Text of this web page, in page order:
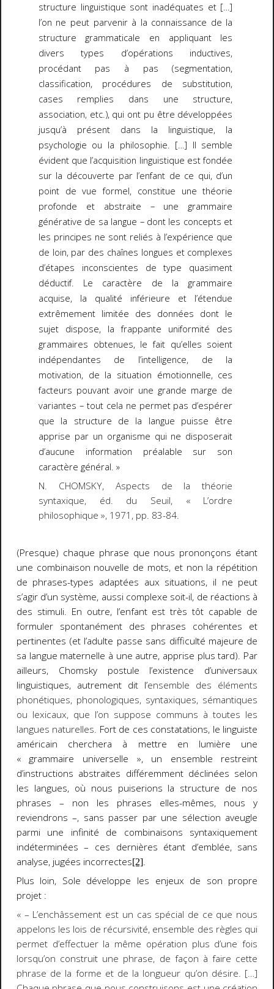
structure linguistique sont inadéquates et […]
l’on ne peut parvenir à la connaissance de la
structure grammaticale en appliquant les
divers types d’opérations inductives,
procédant pas à pas (segmentation,
classification, procédures de substitution,
cases remplies dans une structure,
association, etc.), qui ont pu être développées
jusqu’à présent dans la linguistique, la
psychologie ou la philosophie. […] Il semble
évident que l’acquisition linguistique est fondée
sur la découverte par l’enfant de ce qui, d’un
point de vue formel, constitue une théorie
profonde et abstraite – une grammaire
générative de sa langue – dont les concepts et
les principes ne sont reliés à l’expérience que
de loin, par des chaînes longues et complexes
d’étapes inconscientes de type quasiment
déductif. Le caractère de la grammaire
acquise, la qualité inférieure et l’étendue
extrêmement limitée des données dont le
sujet dispose, la frappante uniformité des
grammaires obtenues, le fait qu’elles soient
indépendantes de l’intelligence, de la
motivation, de la situation émotionnelle, ces
facteurs pouvant avoir une grande marge de
variantes – tout cela ne permet pas d’espérer
que la structure de la langue puisse être
apprise par un organisme qui ne disposerait
d’aucune information préalable sur son
caractère général. »
N. CHOMSKY, Aspects de la théorie
syntaxique, éd. du Seuil, « L’ordre
philosophique », 1971, pp. 83-84.
(Presque) chaque phrase que nous prononçons étant
une combinaison nouvelle de mots, et non la répétition
de phrases-types adaptées aux situations, il ne peut
s’agir d’un système, aussi complexe soit-il, de réactions à
des stimuli. En outre, l’enfant est très tôt capable de
formuler spontanément des phrases cohérentes et
pertinentes (et l’adulte passe sans difficulté majeure de
sa langue maternelle à une autre, apprise plus tard). Par
ailleurs, Chomsky postule l’existence d’universaux
linguistiques, autrement dit l’ensemble des éléments
phonétiques, phonologiques, syntaxiques, sémantiques
ou lexicaux, que l’on suppose communs à toutes les
langues naturelles. Fort de ces constatations, le linguiste
américain cherchera à mettre en lumière une
« grammaire universelle », un ensemble restreint
d’instructions abstraites différemment déclinées selon
les langues, où nous puiserions la structure de nos
phrases – non les phrases elles-mêmes, nous y
reviendrons –, sans passer par une sélection aveugle
parmi une infinité de combinaisons syntaxiquement
indéterminées – ces dernières étant d’emblée, sans
analyse, jugées incorrectes[2].
Plus loin, Sole développe les enjeux de son propre
projet :
« – L’enchâssement est un cas spécial de ce que nous
appelons les lois de récursivité, ensemble des règles qui
permet d’effectuer la même opération plus d’une fois
lorsqu’on construit une phrase, de façon à faire cette
phrase de la forme et de la longueur qu’on désire. […]